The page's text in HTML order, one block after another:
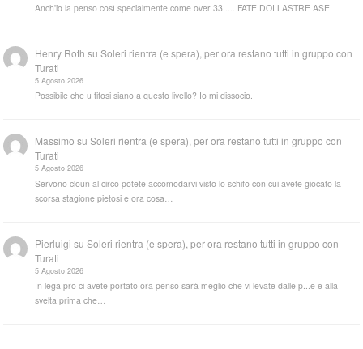
Anch'io la penso così specialmente come over 33..... FATE DOI LASTRE ASE
Henry Roth suSoleri rientra (e spera), per ora restano tutti in gruppo con
Turati
5 Agosto 2026
Possibile che u tifosi siano a questo livello? Io mi dissocio.
Massimo suSoleri rientra (e spera), per ora restano tutti in gruppo con
Turati
5 Agosto 2026
Servono cloun al circo potete accomodarvi visto lo schifo con cui avete giocato la
scorsa stagione pietosi e ora cosa…
Pierluigi suSoleri rientra (e spera), per ora restano tutti in gruppo con
Turati
5 Agosto 2026
In lega pro ci avete portato ora penso sarà meglio che vi levate dalle p...e e alla
svelta prima che…